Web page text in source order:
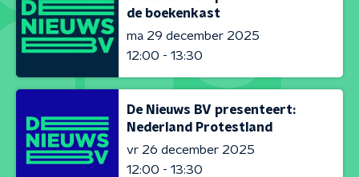
de boekenkast
ma 29 december 2025
12:00 - 13:30
De Nieuws BV presenteert:
Nederland Protestland
vr 26 december 2025
12:00 - 13:30